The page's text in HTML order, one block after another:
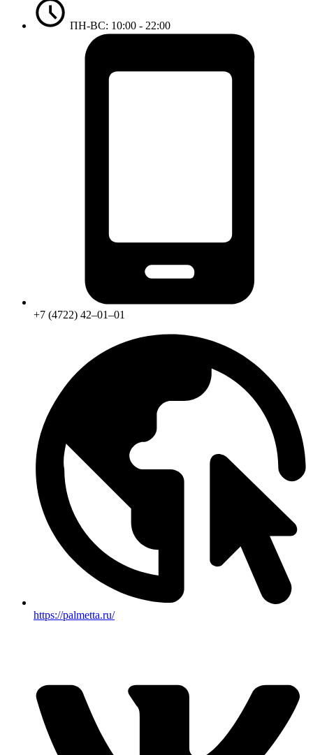
ПН-ВС: 10:00 - 22:00
+7 (4722) 42‒01‒01
https://palmetta.ru/